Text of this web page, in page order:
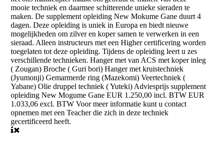
mooie techniek en daarmee schitterende unieke sieraden te
maken. De supplement opleiding New Mokume Gane duurt 4
dagen. Deze opleiding is uniek in Europa en biedt nieuwe
mogelijkheden om zilver en koper samen te verwerken in een
sieraad. Alleen instructeurs met een Higher certificering worden
toegelaten tot deze opleiding. Tijdens de opleiding leert u zes
verschillende technieken. Hanger met van ACS met koper inleg
( Zougan) Broche ( Guri bori) Hanger met kruistechniek
(Jyumonji) Gemarmerde ring (Mazekomi) Veertechniek (
Yabane) Olie druppel techniek ( Yuteki) Adviesprijs supplement
opleiding New Mogume Gane EUR 1.250,00 incl. BTW EUR
1.033,06 excl. BTW Voor meer informatie kunt u contact
opnemen met een Teacher die zich in deze techniek
gecertificeerd heeft.